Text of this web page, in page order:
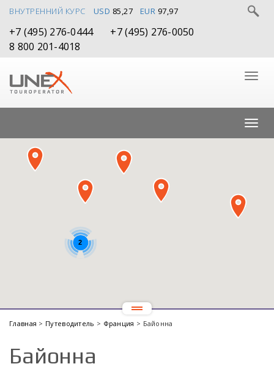
ВНУТРЕННИЙ КУРС USD 85,27 EUR 97,97
+7 (495) 276-0444
+7 (495) 276-0050
8 800 201-4018
2
Главная > Путеводитель > Франция > Байонна
Байонна